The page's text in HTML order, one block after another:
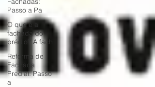
Passo a Pa
O que é a
fachada do
prédio? A fach
Reforma de
Fachada
Predial: Passo
a